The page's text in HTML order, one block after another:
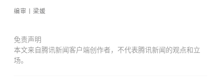
编审丨梁媛
免责声明
本文来自腾讯新闻客户端创作者，不代表腾讯新闻的观点和立
场。